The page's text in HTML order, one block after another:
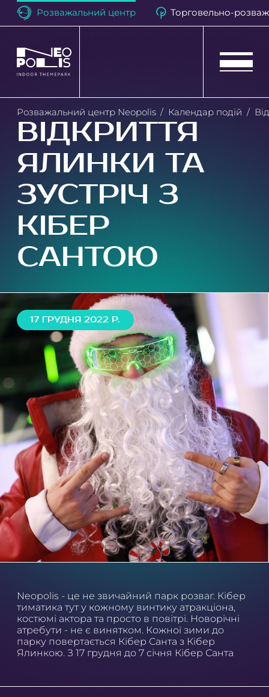
Торговельно-
Розважальний центр
Neopolis
День народження
Календар подій
Розважальні атракціони
Програма лояльності
Квест-кімната
Карта 360°
+380 68 999 29 59 ( загальні питання
+380 97 499 79 79 (дні народження
Розважальний центр Neopolis Календар подій
ВІДКРИТТЯ
ЯЛИНКИ ТА
ЗУСТРІЧ З
КІБЕР
САНТОЮ
17 ГРУДНЯ 2022 Р.
Neopolis - це не звичайний парк розваг. Кібер
тиматика тут у кожному винтику атракціона,
костюмі актора та просто в повітрі. Новорічні
атребути - не є винятком. Кожної зими до
парку повертається Кібер Санта з Кібер
Ялинкою. З 17 грудня до 7 січня Кібер Санта